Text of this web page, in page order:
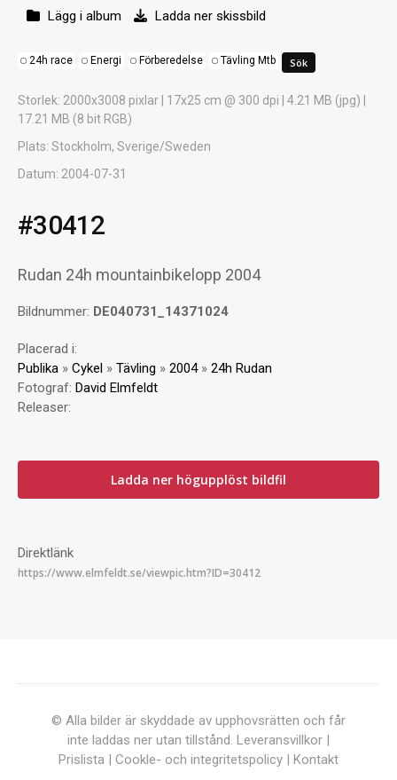
Lägg i album Ladda ner skissbild
24h race Energi Förberedelse Tävling Mtb
Storlek: 2000x3008 pixlar | 17x25 cm @ 300 dpi | 4.21 MB (jpg) |
17.21 MB (8 bit RGB)
Plats: Stockholm, Sverige/Sweden
Datum: 2004-07-31
#30412
Rudan 24h mountainbikelopp 2004
Bildnummer: DE040731_14371024
Placerad i:
Publika » Cykel » Tävling » 2004» 24h Rudan
Fotograf: David Elmfeldt
Releaser:
Ladda ner högupplöst bildfil
Direktlänk
© Alla bilder är skyddade av upphovsrätten och får
inte laddas ner utan tillstånd. Leveransvillkor |
Prislista | Cookle- och integritetspolicy | Kontakt